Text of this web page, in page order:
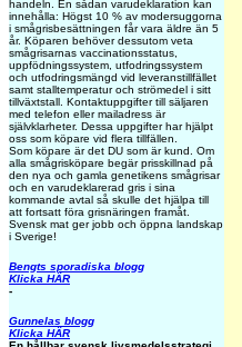
handeln. En sådan varudeklaration kan
innehålla: Högst 10 % av modersuggorna
i smågrisbesättningen får vara äldre än 5
år. Köparen behöver dessutom veta
smågrisarnas vaccinationsstatus,
uppfödningssystem, utfodringssystem
och utfodringsmängd vid leveranstillfället
samt stalltemperatur och strömedel i sitt
tillväxtstall. Kontaktuppgifter till säljaren
med telefon eller mailadress är
självklarheter. Dessa uppgifter har hjälpt
oss som köpare vid flera tillfällen.
Som köpare är det DU som är kund. Om
alla smågrisköpare begär prisskillnad på
den nya och gamla genetikens smågrisar
och en varudeklarerad gris i sina
kommande avtal så skulle det hjälpa till
att fortsatt föra grisnäringen framåt.
Svensk mat ger jobb och öppna landskap
i Sverige!
Bengts sporadiska blogg
Klicka HÄR
-
Gunnelas blogg
Klicka HÄR